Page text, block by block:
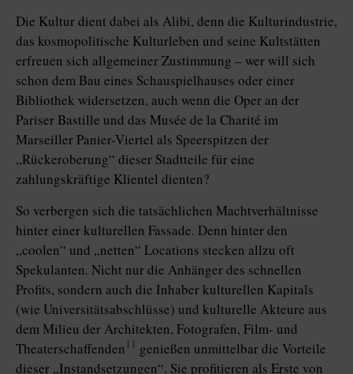
Die Kultur dient dabei als Alibi, denn die Kulturindustrie,
das kosmopolitische Kulturleben und seine Kultstätten
erfreuen sich allgemeiner Zustimmung – wer will sich
schon dem Bau eines Schauspielhauses oder einer
Bibliothek widersetzen, auch wenn die Oper an der
Pariser Bastille und das Musée de la Charité im
Marseiller Panier-Viertel als Speerspitzen der
„Rückeroberung“ dieser Stadtteile für eine
zahlungskräftige Klientel dienten?
So verbergen sich die tatsächlichen Machtverhältnisse
hinter einer kulturellen Fassade. Denn hinter den
„coolen“ und „netten“ Locations stecken allzu oft
Spekulanten. Nicht nur die Anhänger des schnellen
Profits, sondern auch die Inhaber kulturellen Kapitals
(wie Universitätsabschlüsse) und kulturelle Akteure aus
dem Milieu der Architekten, Fotografen, Film- und
Theaterschaffenden 11 genießen unmittelbar die Vorteile
dieser „Instandsetzungen“. Sie profitieren als Erste von